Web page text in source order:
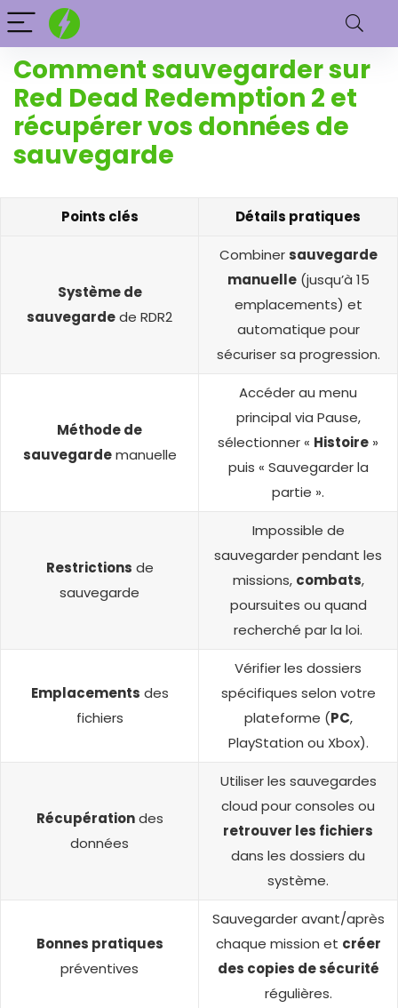
Comment sauvegarder sur
Red Dead Redemption 2 et
récupérer vos données de
sauvegarde
Points clés Détails pratiques
Système de
sauvegardede RDR2
Combiner sauvegarde
manuelle(jusqu’à 15
emplacements) et
automatique pour
sécuriser sa progression.
Méthode de
sauvegardemanuelle
Accéder au menu
principal via Pause,
sélectionner « Histoire »
puis « Sauvegarder la
partie ».
Restrictions de
sauvegarde
Impossible de
sauvegarder pendant les
missions, combats,
poursuites ou quand
recherché par la loi.
Emplacements des
fichiers
Vérifier les dossiers
spécifiques selon votre
plateforme (PC,
PlayStation ou Xbox).
Récupérationdes
données
Utiliser les sauvegardes
cloud pour consoles ou
retrouver les fichiers
dans les dossiers du
système.
Bonnes pratiques
préventives
Sauvegarder avant/après
chaque mission et créer
des copies de sécurité
régulières.